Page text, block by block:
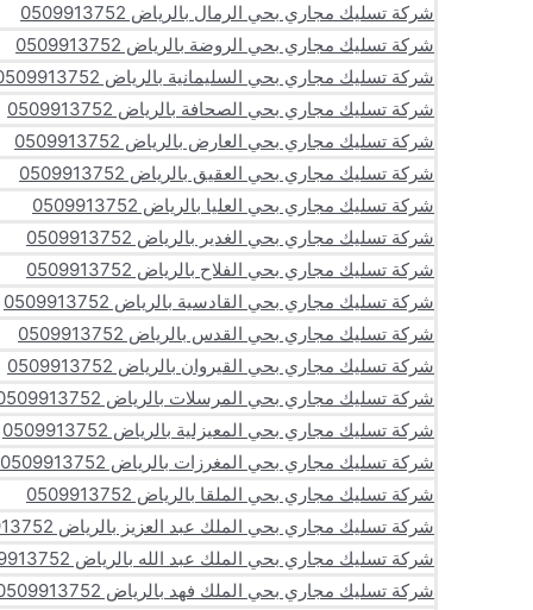
شركة تسليك مجاري بحي الرمال بالرياض 0509913752
شركة تسليك مجاري بحي الروضة بالرياض 0509913752
شركة تسليك مجاري بحي السليمانية بالرياض 0509913752
شركة تسليك مجاري بحي الصحافة بالرياض 0509913752
شركة تسليك مجاري بحي العارض بالرياض 0509913752
شركة تسليك مجاري بحي العقيق بالرياض 0509913752
شركة تسليك مجاري بحي العليا بالرياض 0509913752
شركة تسليك مجاري بحي الغدير بالرياض 0509913752
شركة تسليك مجاري بحي الفلاح بالرياض 0509913752
شركة تسليك مجاري بحي القادسية بالرياض 0509913752
شركة تسليك مجاري بحي القدس بالرياض 0509913752
شركة تسليك مجاري بحي القيروان بالرياض 0509913752
شركة تسليك مجاري بحي المرسلات بالرياض 0509913752
شركة تسليك مجاري بحي المعيزلية بالرياض 0509913752
شركة تسليك مجاري بحي المغرزات بالرياض 0509913752
شركة تسليك مجاري بحي الملقا بالرياض 0509913752
شركة تسليك مجاري بحي الملك عبد العزيز بالرياض 0509913752
شركة تسليك مجاري بحي الملك عبد الله بالرياض 0509913752
شركة تسليك مجاري بحي الملك فهد بالرياض 0509913752